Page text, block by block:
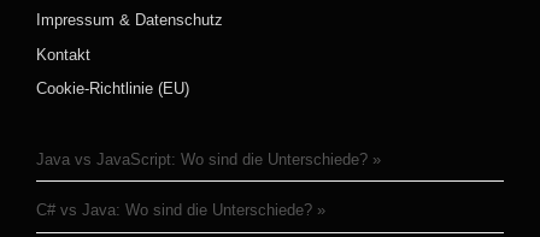
Impressum & Datenschutz
Kontakt
Cookie-Richtlinie (EU)
Java vs JavaScript: Wo sind die Unterschiede?
C# vs Java: Wo sind die Unterschiede?